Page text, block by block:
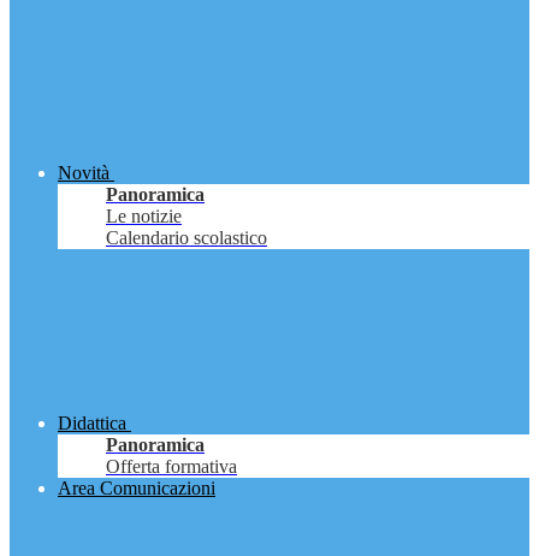
Novità
Panoramica
Le notizie
Calendario scolastico
Didattica
Panoramica
Offerta formativa
Area Comunicazioni